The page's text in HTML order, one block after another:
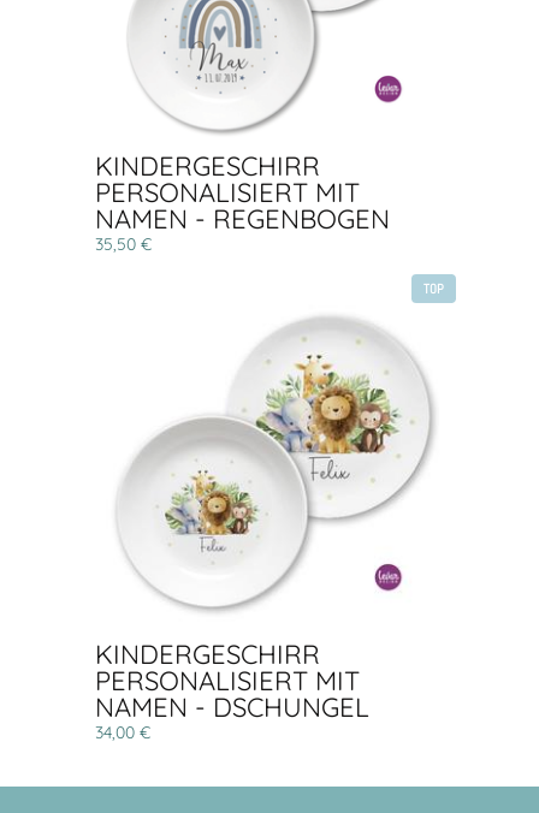
KINDERGESCHIRR
PERSONALISIERT MIT
NAMEN - REGENBOGEN
35,50 €
TOP
KINDERGESCHIRR
PERSONALISIERT MIT
NAMEN - DSCHUNGEL
34,00 €